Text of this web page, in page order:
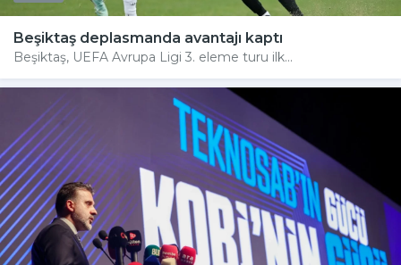
Beşiktaş deplasmanda avantajı kaptı
Beşiktaş, UEFA Avrupa Ligi 3. eleme turu ilk...